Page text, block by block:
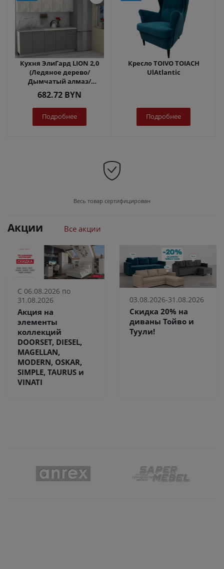
Кухня ЭлиГард LION 2,0
(Ледяное дерево/
Дымчатый алмаз/
Королевский опал)
682.72 BYN
Подробнее
Кресло TOIVO TOIACH
UlAtlantic
Подробнее
Весь товар сертифицирован
Акции Все акции
С 06.08.2026 по
31.08.2026
Акция на
элементы
коллекций
DOORSET, DIESEL,
MAGELLAN,
MODERN, OSKAR,
SIMPLE, TAURUS и
VINATI
03.08.2026-31.08.2026
Скидка 20% на
диваны Тойво и
Туули!